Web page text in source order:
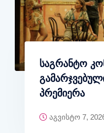
საგრანტო
პრემიერა
აგვისტო 7,